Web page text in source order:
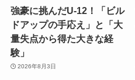
強豪に挑んだU-12！「ビル
ドアップの手応え」と「大
量失点から得た大きな経
験」
2026年8月3日